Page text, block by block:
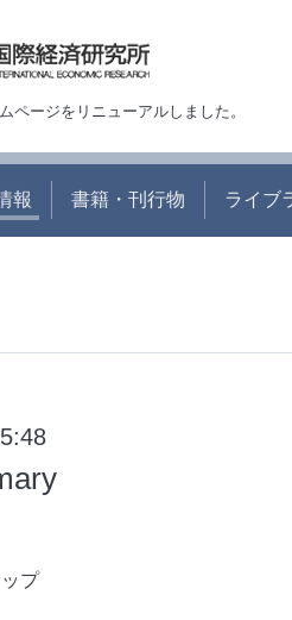
ページをリニューアルしました。
報 書籍・刊行物 ライブ
プ